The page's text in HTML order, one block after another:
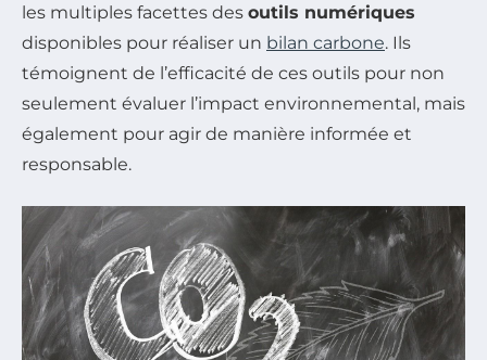
les multiples facettes des outils numériques
disponibles pour réaliser un bilan carbone. Ils
témoignent de l’efficacité de ces outils pour non
seulement évaluer l’impact environnemental, mais
également pour agir de manière informée et
responsable.